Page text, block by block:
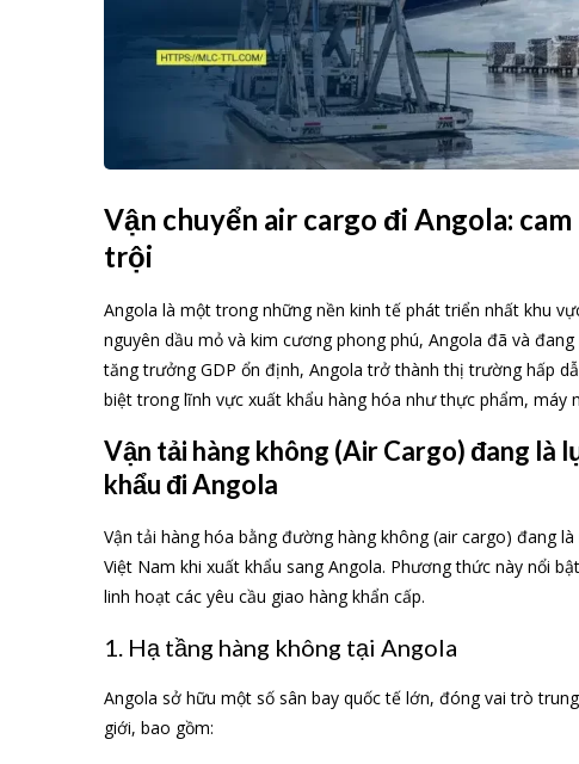
Vận chuyển air cargo đi Angola:
trội
Angola là một trong những nền kinh tế phát triển nhất khu
nguyên dầu mỏ và kim cương phong phú, Angola đã và
tăng trưởng GDP ổn định, Angola trở thành thị trường hấp
biệt trong lĩnh vực xuất khẩu hàng hóa như thực phẩm, máy
Vận tải hàng không (Air Cargo) đang là
khẩu đi Angola
Vận tải hàng hóa bằng đường hàng không (air cargo) đang
Việt Nam khi xuất khẩu sang Angola. Phương thức này nổi
linh hoạt các yêu cầu giao hàng khẩn cấp.
1. Hạ tầng hàng không tại Angola
Angola sở hữu một số sân bay quốc tế lớn, đóng vai trò
giới, bao gồm: